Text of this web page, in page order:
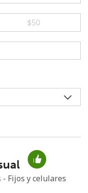
creado una contraseña
⁦$50⁩
Fijos y celulares